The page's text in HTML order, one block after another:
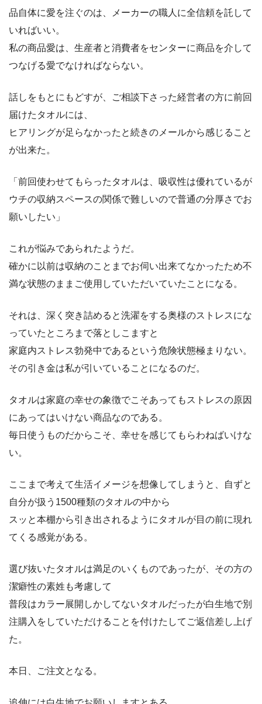
品自体に愛を注ぐのは、メーカーの職人に全信頼を託して
いればいい。
私の商品愛は、生産者と消費者をセンターに商品を介して
つなげる愛でなければならない。
話しをもとにもどすが、ご相談下さった経営者の方に前回
届けたタオルには、
ヒアリングが足らなかったと続きのメールから感じること
が出来た。
「前回使わせてもらったタオルは、吸収性は優れているが
ウチの収納スペースの関係で難しいので普通の分厚さでお
願いしたい」
これが悩みであられたようだ。
確かに以前は収納のことまでお伺い出来てなかったため不
満な状態のままご使用していただいていたことになる。
それは、深く突き詰めると洗濯をする奥様のストレスにな
っていたところまで落としこますと
家庭内ストレス勃発中であるという危険状態極まりない。
その引き金は私が引いていることになるのだ。
タオルは家庭の幸せの象徴でこそあってもストレスの原因
にあってはいけない商品なのである。
毎日使うものだからこそ、幸せを感じてもらわねばいけな
い。
ここまで考えて生活イメージを想像してしまうと、自ずと
自分が扱う1500種類のタオルの中から
スッと本棚から引き出されるようにタオルが目の前に現れ
てくる感覚がある。
選び抜いたタオルは満足のいくものであったが、その方の
潔癖性の素姓も考慮して
普段はカラー展開しかしてないタオルだったが白生地で別
注購入をしていただけることを付けたしてご返信差し上げ
た。
本日、ご注文となる。